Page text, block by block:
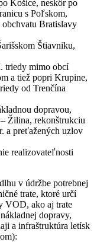
Košice, neskôr po
s Poľskom,
obchvatu Bratislavy
Štiavniku,
triedy mimo obcí
a tiež popri Krupine,
od Trenčína
dopravou,
Žilina, rekonštrukciu
a preťažených uzlov
realizovateľnosti
v údržbe potrebnej
trate, ktoré určí
VOD, ako aj trate
dopravy,
a infraštruktúra letísk